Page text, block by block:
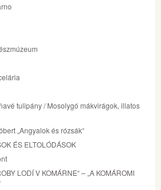
tulipány / Mosolygó mákvirágok, illatos
„Angyalok és rózsák“
ÉS ELTOLÓDÁSOK
LODÍ V KOMÁRNE“ – „A KOMÁROMI